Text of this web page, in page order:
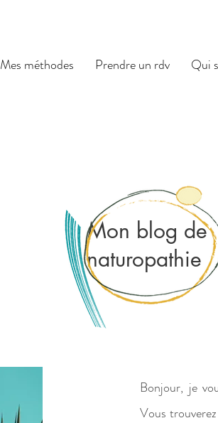
Mes méthodes Prendre un rdv Qui
Mon blog de
naturopathie
Bonjour, je
Vous